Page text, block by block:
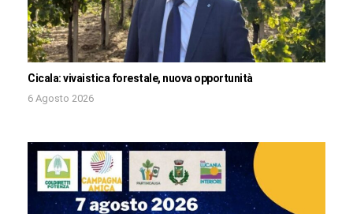
Cicala: vivaistica forestale, nuova opportunità
6 Agosto 2026